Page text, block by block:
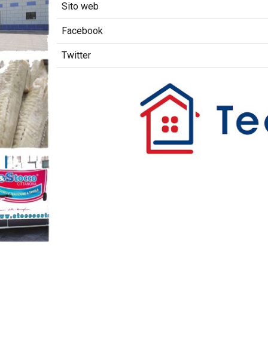
Sito web
Facebook
Twitter